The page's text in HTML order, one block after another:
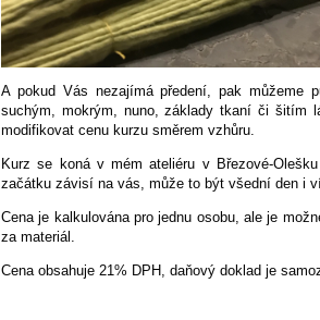
A pokud Vás nezajímá předení, pak můžeme
suchým, mokrým, nuno, základy tkaní či šitím
modifikovat cenu kurzu směrem vzhůru.
Kurz se koná v mém ateliéru v Březové-
začátku závisí na vás, může to být všední den i
Cena je kalkulována pro jednu osobu, ale je
za materiál.
Cena obsahuje 21% DPH, daňový doklad je